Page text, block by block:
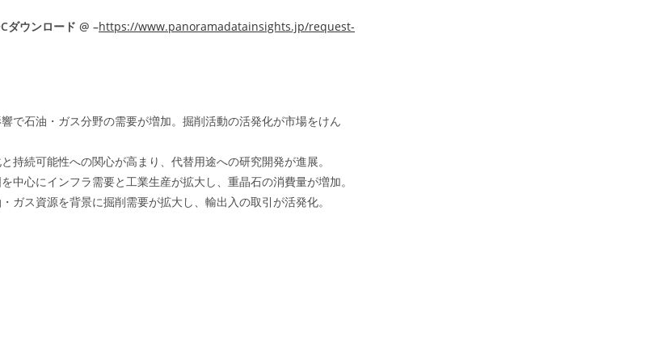
ダウンロード @ –https://www.panoramadatainsights.jp/request-
で石油・ガス分野の需要が増加。掘削活動の活発化が市場をけん
持続可能性への関心が高まり、代替用途への研究開発が進展。
を中心にインフラ需要と工業生産が拡大し、重晶石の消費量が増加。
・ガス資源を背景に掘削需要が拡大し、輸出入の取引が活発化。